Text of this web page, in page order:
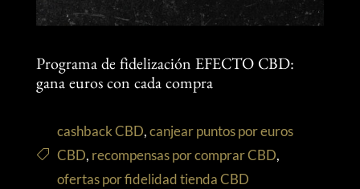
Programa de fidelización EFECTO CBD:
gana euros con cada compra
cashback CBD,canjear puntos por euros
CBD, recompensas por comprar CBD,
ofertas por fidelidad tienda CBD